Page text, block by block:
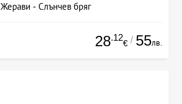
Жерави - Слънчев бряг
28.12
€ / 55лв.